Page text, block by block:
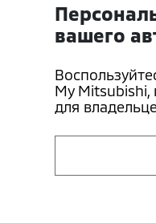
вашего
My
для